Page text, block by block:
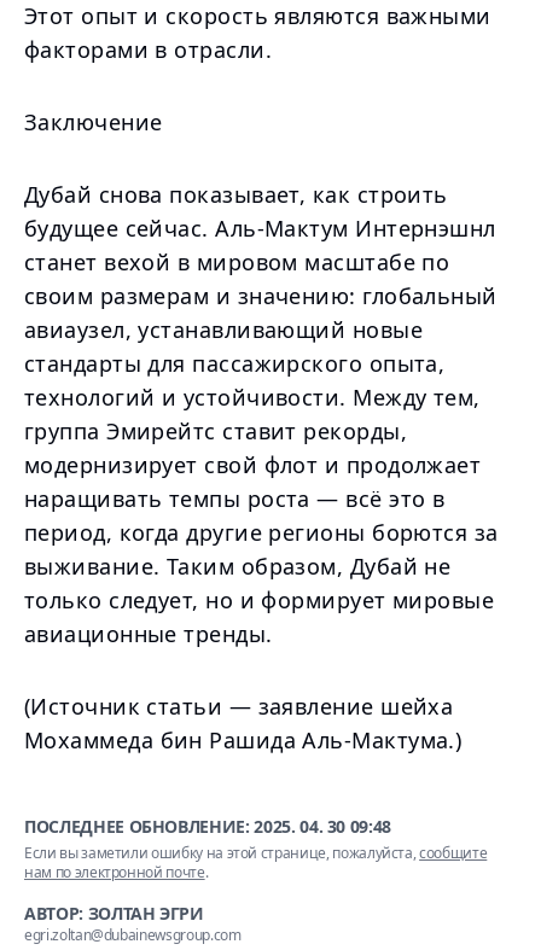
Этот опыт и скорость являются важными
факторами в отрасли.
Заключение
Дубай снова показывает, как строить
будущее сейчас. Аль-Мактум Интернэшнл
станет вехой в мировом масштабе по
своим размерам и значению: глобальный
авиаузел, устанавливающий новые
стандарты для пассажирского опыта,
технологий и устойчивости. Между тем,
группа Эмирейтс ставит рекорды,
модернизирует свой флот и продолжает
наращивать темпы роста — всё это в
период, когда другие регионы борются за
выживание. Таким образом, Дубай не
только следует, но и формирует мировые
авиационные тренды.
(Источник статьи — заявление шейха
Мохаммеда бин Рашида Аль-Мактума.)
ПОСЛЕДНЕЕ ОБНОВЛЕНИЕ:2025. 04. 30 09:48
Если вы заметили ошибку на этой странице, пожалуйста,сообщите
нам по электронной почте.
АВТОР: ЗОЛТАН ЭГРИ
egri.zoltan@dubainewsgroup.com